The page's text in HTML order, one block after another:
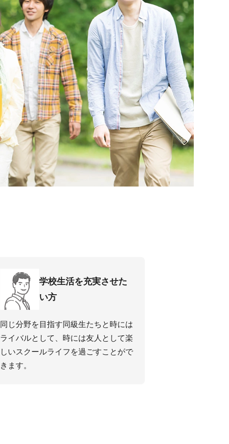
学校⽣活を充実させた
い⽅
同じ分野を⽬指す同級⽣たちと時には
ライバルとして、時には友⼈として楽
しいスクールライフを過ごすことがで
きます。